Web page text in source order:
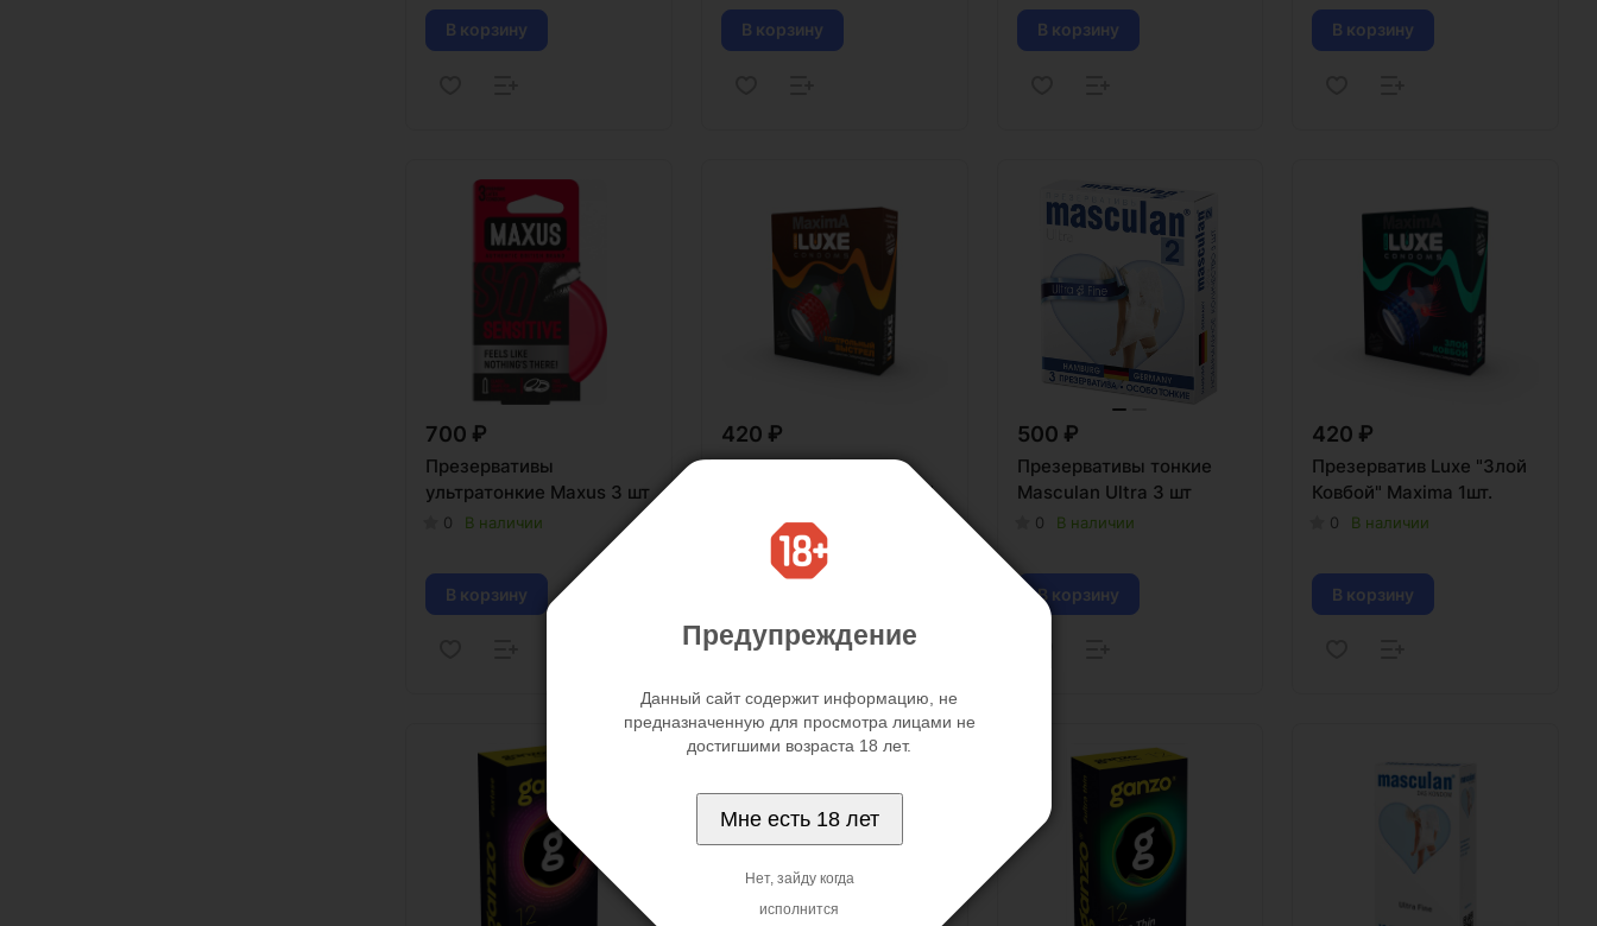
В корзину В корзину В корзину В корзину
700 ₽
Презервативы
ультратонкие Maxus 3 шт
0 В наличии
В корзину
420 ₽
Презерватив Luxe
"Контрольный выстрел"
В наличии
500 ₽
Презервативы тонкие
Masculan Ultra 3 шт
0 В наличии
В корзину
420 ₽
Презерватив Luxe "Злой
Ковбой" Maxima 1шт.
0 В наличии
В корзину
Предупреждение
Данный сайт содержит информацию, не
предназначенную для просмотра лицами не
достигшими возраста 18 лет.
Мне есть 18 лет
Нет, зайду когда
исполнится